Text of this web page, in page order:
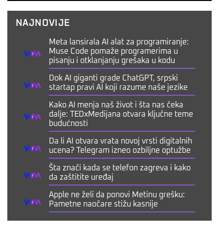
NAJNOVIJE
Meta lansirala AI alat za programiranje:
Muse Code pomaže programerima u
pisanju i otklanjanju grešaka u kodu
Dok AI giganti grade ChatGPT, srpski
startap pravi AI koji razume naše jezike
Kako AI menja naš život i šta nas čeka
dalje: TEDxMedijana otvara ključne teme
budućnosti
Da li AI otvara vrata novoj vrsti digitalnih
ucena? Telegram izneo ozbiljne optužbe
Šta znači kada se telefon zagreva i kako
da zaštitite uređaj
Apple ne želi da ponovi Metinu grešku:
Pametne naočare stižu kasnije